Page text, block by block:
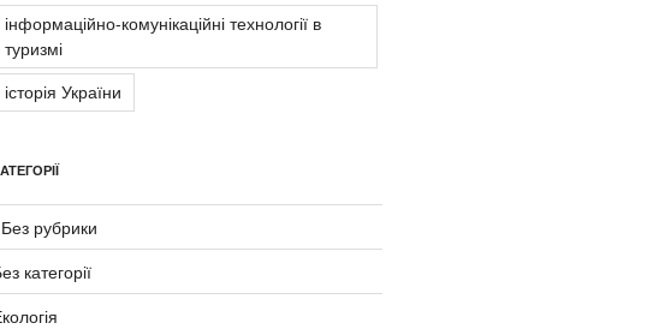
інформаційно-комунікаційні технології в
туризмі
історія України
рубрики
категорії